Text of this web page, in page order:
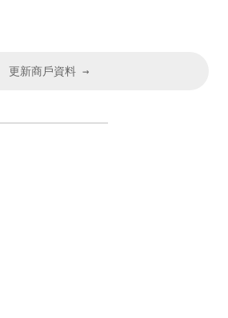
更新商戶資料 →